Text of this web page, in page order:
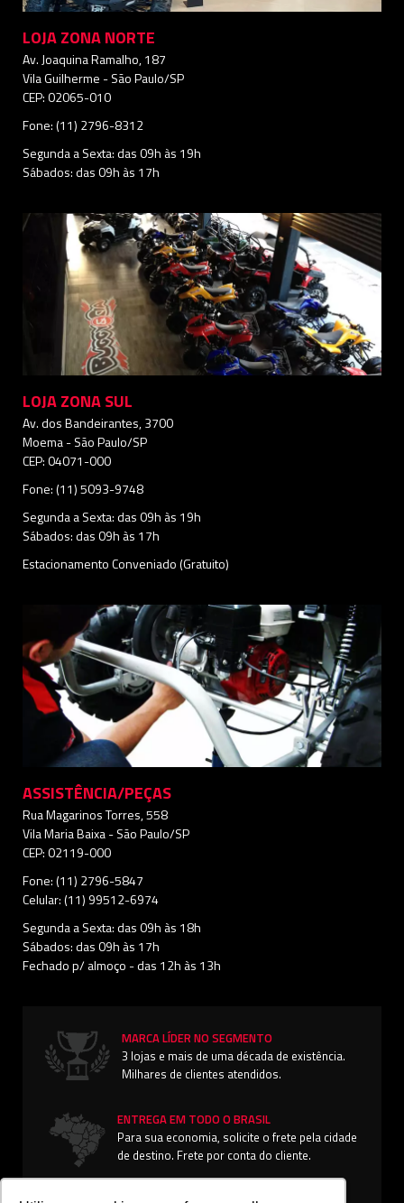
LOJA ZONA NORTE
Av. Joaquina Ramalho, 187
Vila Guilherme - São Paulo/SP
CEP: 02065-010
Fone: (11) 2796-8312
Segunda a Sexta: das 09h às 19h
Sábados: das 09h às 17h
LOJA ZONA SUL
Av. dos Bandeirantes, 3700
Moema - São Paulo/SP
CEP: 04071-000
Fone: (11) 5093-9748
Segunda a Sexta: das 09h às 19h
Sábados: das 09h às 17h
Estacionamento Conveniado (Gratuito)
ASSISTÊNCIA/PEÇAS
Rua Magarinos Torres, 558
Vila Maria Baixa - São Paulo/SP
CEP: 02119-000
Fone: (11) 2796-5847
Celular: (11) 99512-6974
Segunda a Sexta: das 09h às 18h
Sábados: das 09h às 17h
Fechado p/ almoço - das 12h às 13h
MARCA LÍDER NO SEGMENTO
3 lojas e mais de uma década de existência.
Milhares de clientes atendidos.
ENTREGA EM TODO O BRASIL
Para sua economia, solicite o frete pela cidade
de destino. Frete por conta do cliente.